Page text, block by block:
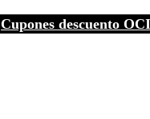
Cupones descuento